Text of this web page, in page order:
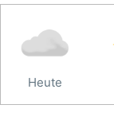
Heute